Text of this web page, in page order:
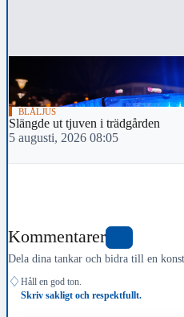
BLÅLJUS
Slängde ut tjuven i trädgården
5 augusti, 2026 08:05
Kommentarer
Dela dina tankar och bidra till en
♢ Håll en god ton.
Skriv sakligt och respektfullt.